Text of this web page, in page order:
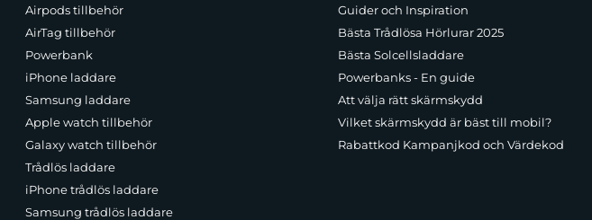
Airpods tillbehör
AirTag tillbehör
Powerbank
iPhone laddare
Samsung laddare
Apple watch tillbehör
Galaxy watch tillbehör
Trådlös laddare
iPhone trådlös laddare
Samsung trådlös laddare
Guider och Inspiration
Bästa Trådlösa Hörlurar 2025
Bästa Solcellsladdare
Powerbanks - En guide
Att välja rätt skärmskydd
Vilket skärmskydd är bäst till mobil?
Rabattkod Kampanjkod och Värdekod